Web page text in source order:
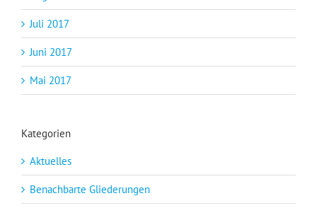
Juli 2017
Juni 2017
Mai 2017
Kategorien
Aktuelles
Benachbarte Gliederungen